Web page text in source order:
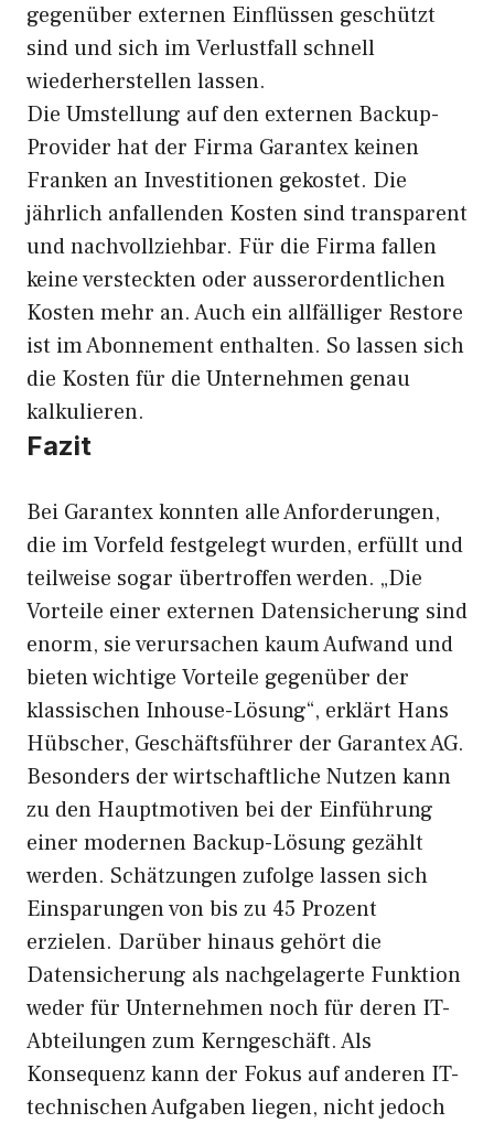
gegenüber externen Einflüssen geschützt
sind und sich im Verlustfall schnell
wiederherstellen lassen.
Die Umstellung auf den externen Backup-
Provider hat der Firma Garantex keinen
Franken an Investitionen gekostet. Die
jährlich anfallenden Kosten sind transparent
und nachvollziehbar. Für die Firma fallen
keine versteckten oder ausserordentlichen
Kosten mehr an. Auch ein allfälliger Restore
ist im Abonnement enthalten. So lassen sich
die Kosten für die Unternehmen genau
kalkulieren.
Fazit
Bei Garantex konnten alle Anforderungen,
die im Vorfeld festgelegt wurden, erfüllt und
teilweise sogar übertroffen werden. „Die
Vorteile einer externen Datensicherung sind
enorm, sie verursachen kaum Aufwand und
bieten wichtige Vorteile gegenüber der
klassischen Inhouse-Lösung“, erklärt Hans
Hübscher, Geschäftsführer der Garantex AG.
Besonders der wirtschaftliche Nutzen kann
zu den Hauptmotiven bei der Einführung
einer modernen Backup-Lösung gezählt
werden. Schätzungen zufolge lassen sich
Einsparungen von bis zu 45 Prozent
erzielen. Darüber hinaus gehört die
Datensicherung als nachgelagerte Funktion
weder für Unternehmen noch für deren IT-
Abteilungen zum Kerngeschäft. Als
Konsequenz kann der Fokus auf anderen IT-
technischen Aufgaben liegen, nicht jedoch